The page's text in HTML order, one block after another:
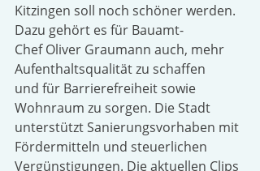
Kitzingen soll noch schöner werden.
Dazu gehört es für Bauamt-
Chef Oliver Graumann auch, mehr
Aufenthaltsqualität zu schaffen
und für Barrierefreiheit sowie
Wohnraum zu sorgen. Die Stadt
unterstützt Sanierungsvorhaben mit
Fördermitteln und steuerlichen
Vergünstigungen. Die aktuellen Clips